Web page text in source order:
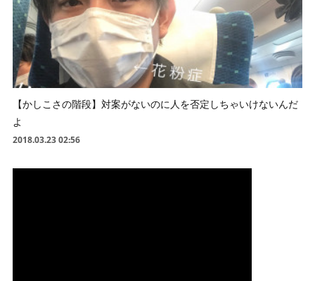
【かしこさの階段】対案がないのに人を否定しちゃいけないんだ
よ
2018.03.23 02:56